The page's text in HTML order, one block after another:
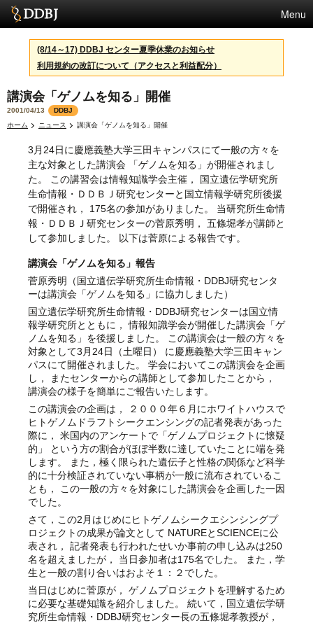
Menu
サービス
スパコン
統計
活動
センターについて
利用規約
問合せ
(8/14～17) DDBJ センター夏季休業のお知らせ
利用規約の改訂について（アクセスと利益配分）
講演会「ゲノムを知る」開催
2001/04/13
DDBJ
ホーム
ニュース 講演会「ゲノムを知る」開催
3月24日に慶應義塾大学三田キャンパスにて一般の方々を
主な対象とした講演会 「ゲノムを知る」が開催されまし
た。 この講習会は情報知識学会主催， 国立遺伝学研究所
生命情報・ＤＤＢＪ研究センターと国立情報学研究所後援
で開催され， 175名の参加がありました。 当研究所生命情
報・ＤＤＢＪ研究センターの菅原秀明， 五條堀孝が講師と
して参加しました。 以下は菅原による報告です。
講演会「ゲノムを知る」報告
菅原秀明（国立遺伝学研究所生命情報・DDBJ研究センタ
ーは講演会「ゲノムを知る」に協力しました）
国立遺伝学研究所生命情報・DDBJ研究センターは国立情
報学研究所とともに， 情報知識学会が開催した講演会「ゲ
ノムを知る」を後援しました。 この講演会は一般の方々を
対象として3月24日（土曜日） に慶應義塾大学三田キャン
パスにて開催されました。 学会においてこの講演会を企画
し， またセンターからの講師として参加したことから，
講演会の様子を簡単にご報告いたします。
この講演会の企画は， ２０００年６月にホワイトハウスで
ヒトゲノムドラフトシークエンシングの記者発表があった
際に， 米国内のアンケートで「ゲノムプロジェクトに懐疑
的」 という方の割合がほぼ半数に達していたことに端を発
します。 また，極く限られた遺伝子と性格の関係など科学
的に十分検証されていない事柄が一般に流布されているこ
とも， この一般の方々を対象にした講演会を企画した一因
でした。
さて，この2月はじめにヒトゲノムシークエシンシングプ
ロジェクトの成果が論文として NATUREとSCIENCEに公
表され， 記者発表も行われたせいか事前の申し込みは250
名を超えましたが， 当日参加者は175名でした。 また，学
生と一般の割り合いはおよそ１：２でした。
当日はじめに菅原が， ゲノムプロジェクトを理解するため
に必要な基礎知識を紹介しました。 続いて，国立遺伝学研
究所生命情報・DDBJ研究センター長の五條堀孝教授が，